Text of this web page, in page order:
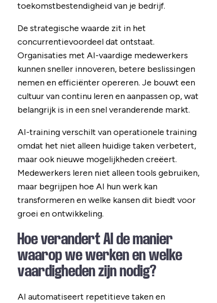
toekomstbestendigheid van je bedrijf.
De strategische waarde zit in het
concurrentievoordeel dat ontstaat.
Organisaties met AI-vaardige medewerkers
kunnen sneller innoveren, betere beslissingen
nemen en efficiënter opereren. Je bouwt een
cultuur van continu leren en aanpassen op, wat
belangrijk is in een snel veranderende markt.
AI-training verschilt van operationele training
omdat het niet alleen huidige taken verbetert,
maar ook nieuwe mogelijkheden creëert.
Medewerkers leren niet alleen tools gebruiken,
maar begrijpen hoe AI hun werk kan
transformeren en welke kansen dit biedt voor
groei en ontwikkeling.
Hoe verandert AI de manier
waarop we werken en welke
vaardigheden zijn nodig?
AI automatiseert repetitieve taken en